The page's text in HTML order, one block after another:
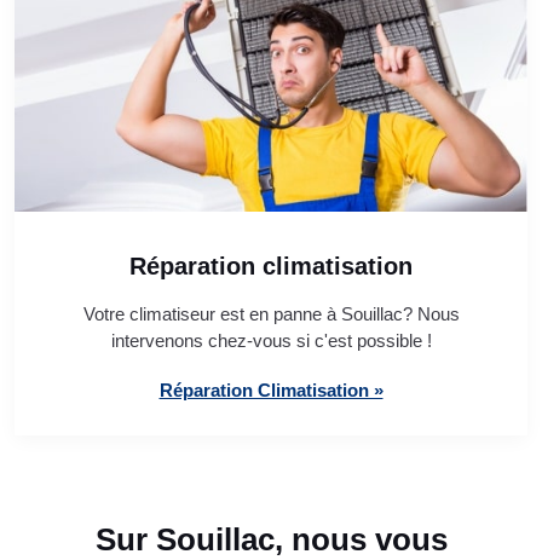
Réparation climatisation
Votre climatiseur est en panne à Souillac? Nous
intervenons chez-vous si c'est possible !
Réparation Climatisation »
Sur Souillac, nous vous